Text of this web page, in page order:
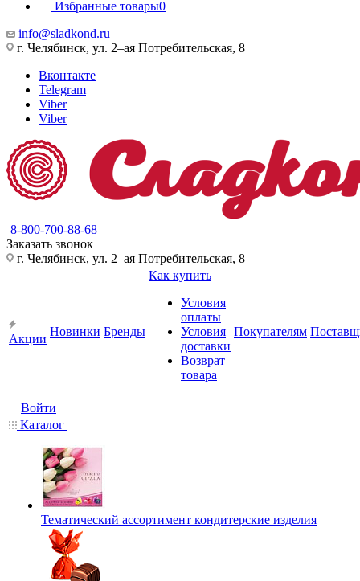
Избранные товары0
info@sladkond.ru
г. Челябинск, ул. 2–ая Потребительская, 8
Вконтакте
Telegram
Viber
Viber
8-800-700-88-68
Заказать звонок
г. Челябинск, ул. 2–ая Потребительская, 8
Акции
Новинки Бренды
Как купить
Условия
оплаты
Условия
доставки
Возврат
товара
Покупателям
Войти
Каталог
Тематический ассортимент кондитерские изделия